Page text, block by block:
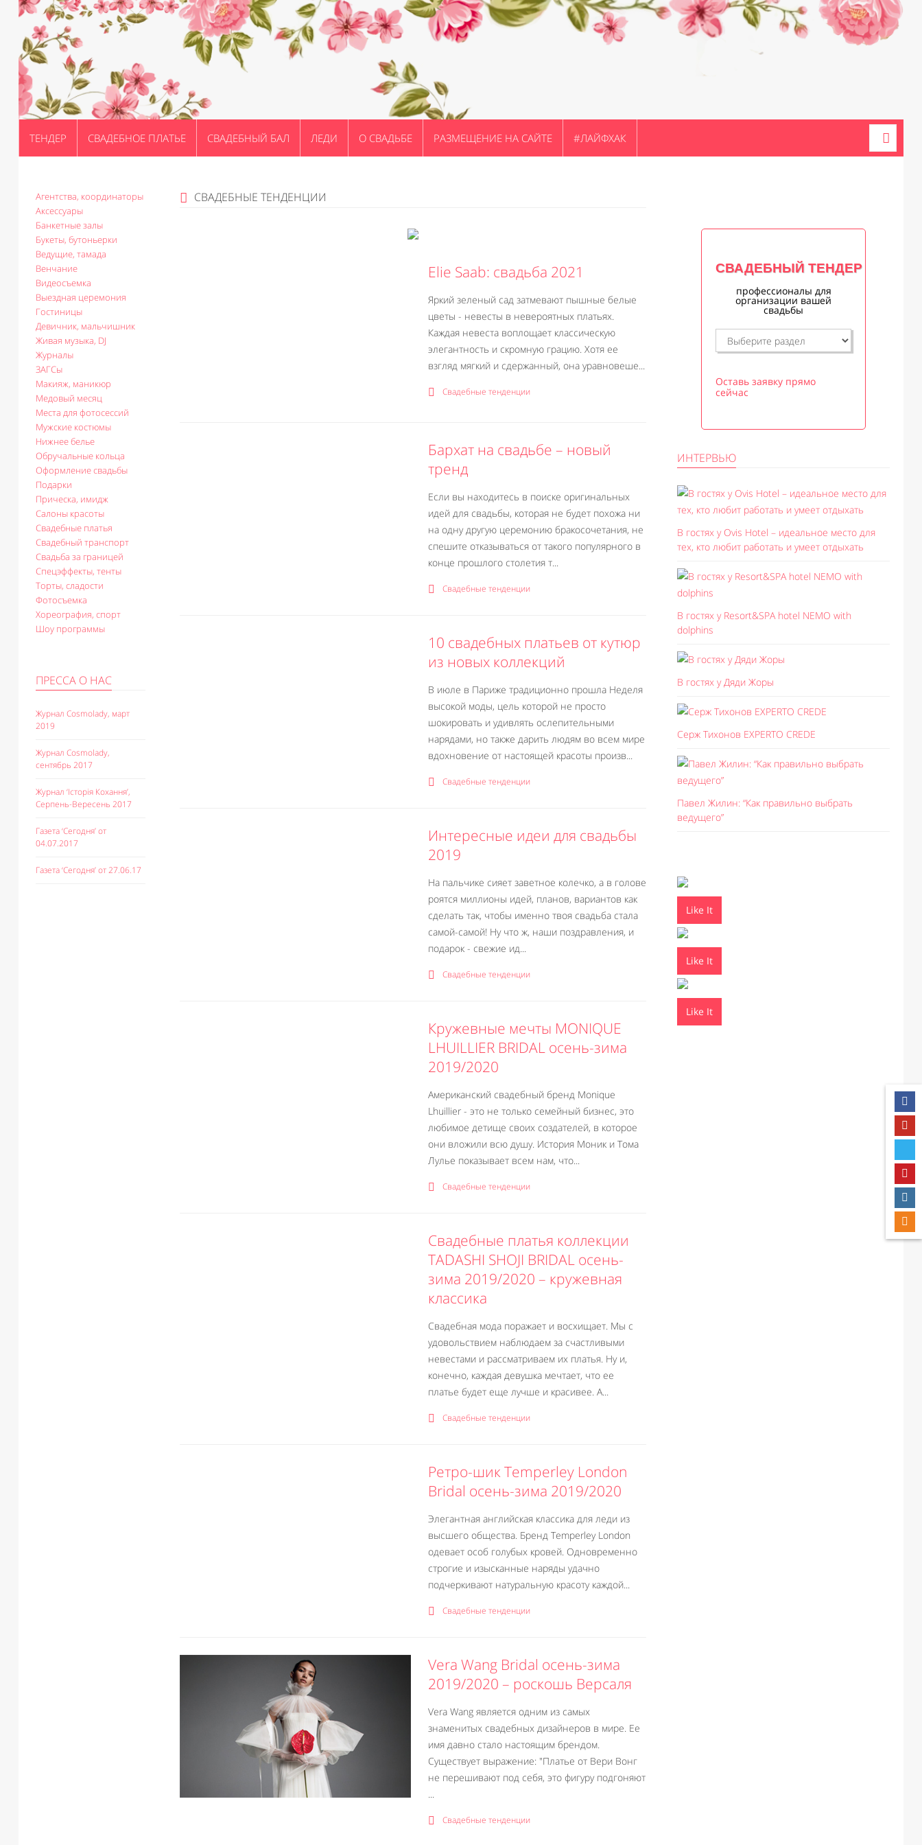
ТЕНДЕР СВАДЕБНОЕ ПЛАТЬЕ СВАДЕБНЫЙ БАЛ ЛЕДИ О СВАДЬБЕ РАЗМЕЩЕНИЕ НА САЙТЕ #ЛАЙФХАК
Агентства, координаторы
Аксессуары
Банкетные залы
Букеты, бутоньерки
Ведущие, тамада
Венчание
Видеосъемка
Выездная церемония
Гостиницы
Девичник, мальчишник
Живая музыка, DJ
Журналы
ЗАГСы
Макияж, маникюр
Медовый месяц
Места для фотосессий
Мужские костюмы
Нижнее белье
Обручальные кольца
Оформление свадьбы
Подарки
Прическа, имидж
Салоны красоты
Свадебные платья
Свадебный транспорт
Свадьба за границей
Спецэффекты, тенты
Торты, сладости
Фотосъемка
Хореография, спорт
Шоу программы
ПРЕССА О НАС
Журнал Cosmolady, март
2019
Журнал Cosmolady,
сентябрь 2017
Журнал ‘Історія Кохання’,
Серпень-Вересень 2017
Газета ‘Сегодня’ от
04.07.2017
Газета ‘Сегодня’ от 27.06.17
СВАДЕБНЫЕ ТЕНДЕНЦИИ
Elie Saab: свадьба 2021
Яркий зеленый сад затмевают пышные белые
цветы - невесты в невероятных платьях.
Каждая невеста воплощает классическую
элегантность и скромную грацию. Хотя ее
взгляд мягкий и сдержанный, она уравновеше...
Свадебные тенденции
Бархат на свадьбе – новый
тренд
Если вы находитесь в поиске оригинальных
идей для свадьбы, которая не будет похожа ни
на одну другую церемонию бракосочетания, не
спешите отказываться от такого популярного в
конце прошлого столетия т...
Свадебные тенденции
10 свадебных платьев от кутюр
из новых коллекций
В июле в Париже традиционно прошла Неделя
высокой моды, цель которой не просто
шокировать и удивлять ослепительными
нарядами, но также дарить людям во всем мире
вдохновение от настоящей красоты произв...
Свадебные тенденции
Интересные идеи для свадьбы
2019
На пальчике сияет заветное колечко, а в голове
роятся миллионы идей, планов, вариантов как
сделать так, чтобы именно твоя свадьба стала
самой-самой! Ну что ж, наши поздравления, и
подарок - свежие ид...
Свадебные тенденции
Кружевные мечты MONIQUE
LHUILLIER BRIDAL осень-зима
2019/2020
Американский свадебный бренд Monique
Lhuillier - это не только семейный бизнес, это
любимое детище своих создателей, в которое
они вложили всю душу. История Моник и Тома
Лулье показывает всем нам, что...
Свадебные тенденции
Свадебные платья коллекции
TADASHI SHOJI BRIDAL осень-
зима 2019/2020 – кружевная
классика
Свадебная мода поражает и восхищает. Мы с
удовольствием наблюдаем за счастливыми
невестами и рассматриваем их платья. Ну и,
конечно, каждая девушка мечтает, что ее
платье будет еще лучше и красивее. А...
Свадебные тенденции
Ретро-шик Temperley London
Bridal осень-зима 2019/2020
Элегантная английская классика для леди из
высшего общества. Бренд Temperley London
одевает особ голубых кровей. Одновременно
строгие и изысканные наряды удачно
подчеркивают натуральную красоту каждой...
Свадебные тенденции
Vera Wang Bridal осень-зима
2019/2020 – роскошь Версаля
Vera Wang является одним из самых
знаменитых свадебных дизайнеров в мире. Ее
имя давно стало настоящим брендом.
Существует выражение: "Платье от Вери Вонг
не перешивают под себя, это фигуру подгоняют
...
Свадебные тенденции
СВАДЕБНЫЙ ТЕНДЕР
профессионалы для
организации вашей
свадьбы
Оставь заявку прямо
сейчас
ИНТЕРВЬЮ
В гостях у Ovis Hotel – идеальное место для
тех, кто любит работать и умеет отдыхать
В гостях у Resort&SPA hotel NEMO with
dolphins
В гостях у Дяди Жоры
Серж Тихонов EXPERTO CREDE
Павел Жилин: “Как правильно выбрать
ведущего”
Like It
Like It
Like It